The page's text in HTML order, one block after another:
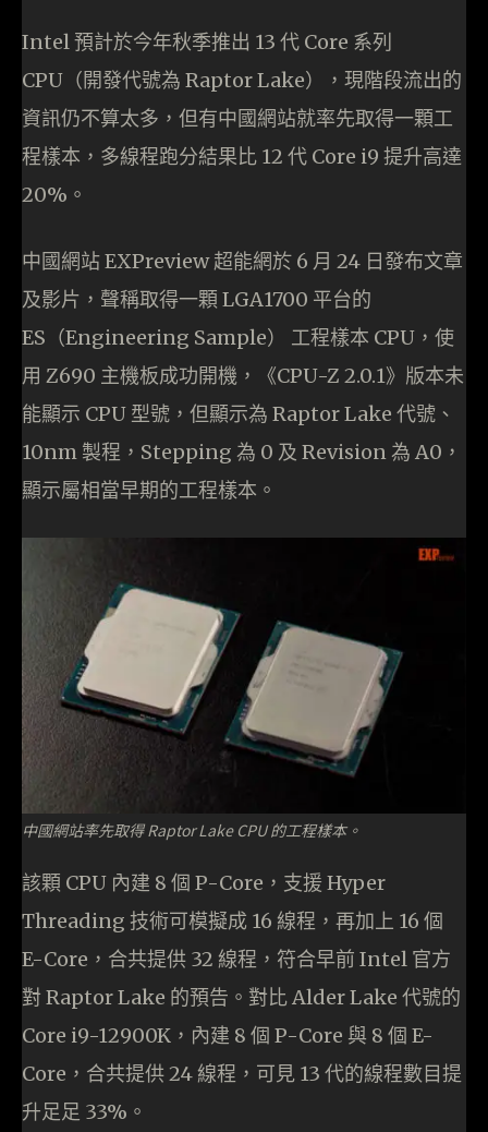
Intel 預計於今年秋季推出 13 代 Core 系列
CPU（開發代號為 Raptor Lake），現階段流出的
資訊仍不算太多，但有中國網站就率先取得一顆工
程樣本，多線程跑分結果比 12 代 Core i9 提升高達
20%。
中國網站 EXPreview 超能網於 6 月 24 日發布文章
及影片，聲稱取得一顆 LGA1700 平台的
ES（Engineering Sample） 工程樣本 CPU，使
用 Z690 主機板成功開機，《CPU-Z 2.0.1》版本未
能顯示 CPU 型號，但顯示為 Raptor Lake 代號、
10nm 製程，Stepping 為 0 及 Revision 為 A0，
顯示屬相當早期的工程樣本。
中國網站率先取得 Raptor Lake CPU 的工程樣本。
該顆 CPU 內建 8 個 P-Core，支援 Hyper
Threading 技術可模擬成 16 線程，再加上 16 個
E-Core，合共提供 32 線程，符合早前 Intel 官方
對 Raptor Lake 的預告。對比 Alder Lake 代號的
Core i9-12900K，內建 8 個 P-Core 與 8 個 E-
Core，合共提供 24 線程，可見 13 代的線程數目提
升足足 33%。